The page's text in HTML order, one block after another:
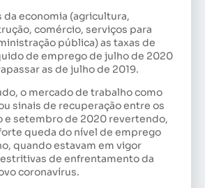
da economia (agricultura,
comércio, serviços para
pública) as taxas de
de emprego de julho de 2020
as de julho de 2019.
o mercado de trabalho como
sinais de recuperação entre os
e setembro de 2020 revertendo,
queda do nível de emprego
quando estavam em vigor
de enfrentamento da
coronavírus.